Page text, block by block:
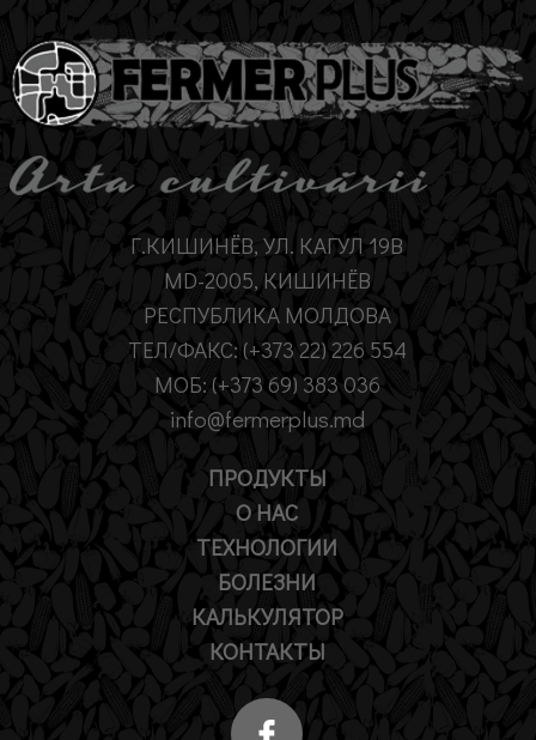
Г.КИШИНЁВ, УЛ. КАГУЛ 19B
MD-2005, КИШИНЁВ
РЕСПУБЛИКА МОЛДОВА
ТЕЛ/ФАКС: (+373 22) 226 554
МОБ: (+373 69) 383 036
info@fermerplus.md
ПРОДУКТЫ
О НАС
ТЕХНОЛОГИИ
БОЛЕЗНИ
КАЛЬКУЛЯТОР
КОНТАКТЫ